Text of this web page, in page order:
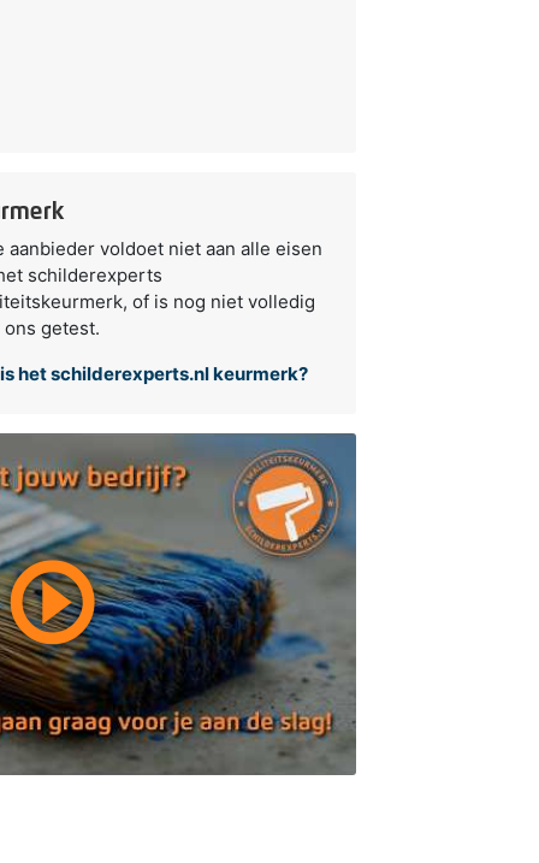
aanbieder voldoet niet aan alle eisen
schilderexperts
of is nog niet volledig
getest.
het schilderexperts.nl keurmerk?
play_circle_outline